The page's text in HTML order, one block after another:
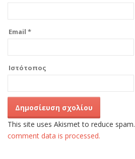
Email *
Ιστότοπος
This site uses Akismet to reduce spam.
comment data is processed.